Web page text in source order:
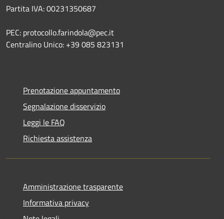
Partita IVA: 00231350687
PEC: protocollo.farindola@pec.it
Centralino Unico: +39 085 823131
Prenotazione appuntamento
Segnalazione disservizio
Leggi le FAQ
Richiesta assistenza
Amministrazione trasparente
Informativa privacy